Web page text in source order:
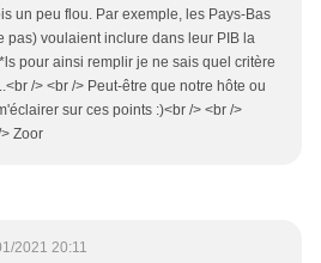
un peu flou. Par exemple, les Pays-Bas
pas) voulaient inclure dans leur PIB la
pour ainsi remplir je ne sais quel critère
/> <br /> Peut-être que notre hôte ou
sur ces points :)<br /> <br />
Zoor
2021 20:11